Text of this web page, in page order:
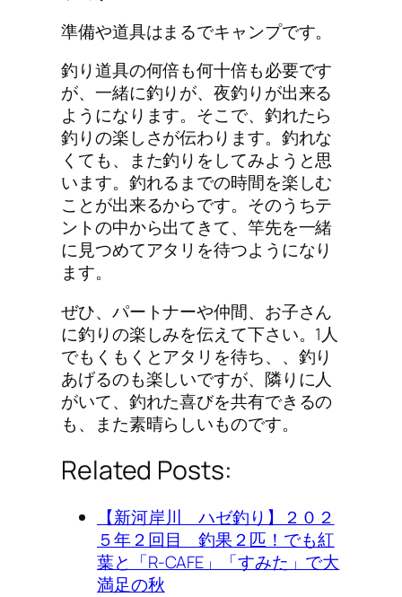
準備や道具はまるでキャンプです。
釣り道具の何倍も何十倍も必要です
が、一緒に釣りが、夜釣りが出来る
ようになります。そこで、釣れたら
釣りの楽しさが伝わります。釣れな
くても、また釣りをしてみようと思
います。釣れるまでの時間を楽しむ
ことが出来るからです。そのうちテ
ントの中から出てきて、竿先を一緒
に見つめてアタリを待つようになり
ます。
ぜひ、パートナーや仲間、お子さん
に釣りの楽しみを伝えて下さい。1人
でもくもくとアタリを待ち、、釣り
あげるのも楽しいですが、隣りに人
がいて、釣れた喜びを共有できるの
も、また素晴らしいものです。
Related Posts:
【新河岸川 ハゼ釣り】２０２
５年２回目 釣果２匹！でも紅
葉と「R-CAFE」「すみた」で大
満足の秋